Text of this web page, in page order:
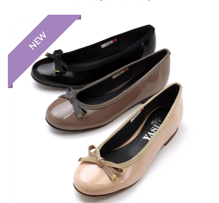
NEW